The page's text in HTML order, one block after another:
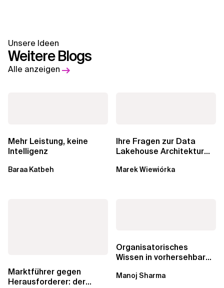
Unsere Ideen
Weitere Blogs
Alle anzeigen
Mehr Leistung, keine
Intelligenz
Baraa Katbeh
Ihre Fragen zur Data
Lakehouse Architektur
Marek Wiewiórka
Marktführer gegen
Herausforderer: der
Organisatorisches
Wissen in vorhersehbare
Schätzungen und...
Manoj Sharma